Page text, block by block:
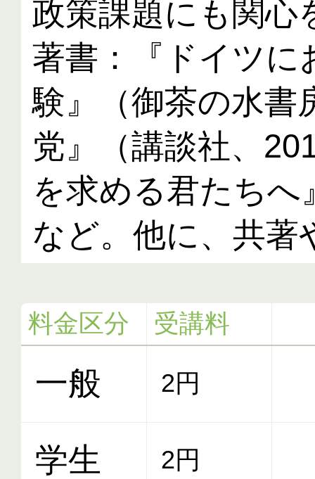
政策課題にも関心
著書：『ドイツに
験』（御茶の水書
党』（講談社、
を求める君たちへ
料金区分 受講料
一般 2円
学生 2円